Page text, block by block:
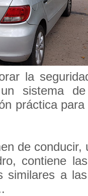
la
un sistema
práctica
de conducir,
contiene
similares a